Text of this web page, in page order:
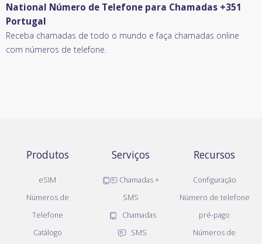
National Número de Telefone para Chamadas +351
Portugal
Receba chamadas de todo o mundo e faça chamadas online
com números de telefone.
Produtos
eSIM
Números de
Telefone
Catálogo
Serviços
Chamadas +
SMS
Chamadas
SMS
Recursos
Configuração
Número de telefone
pré-pago
Números de